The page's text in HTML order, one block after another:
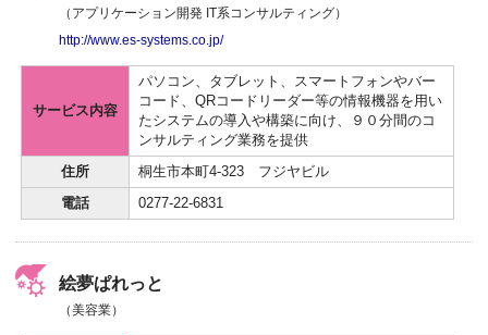
（アプリケーション開発 IT系コンサルティング）
http://www.es-systems.co.jp/
サービス内容
パソコン、タブレット、スマートフォンやバー
コード、QRコードリーダー等の情報機器を用い
たシステムの導入や構築に向け、９０分間のコ
ンサルティング業務を提供
住所 桐生市本町4-323 フジヤビル
電話 0277-22-6831
絵夢ぱれっと
（美容業）